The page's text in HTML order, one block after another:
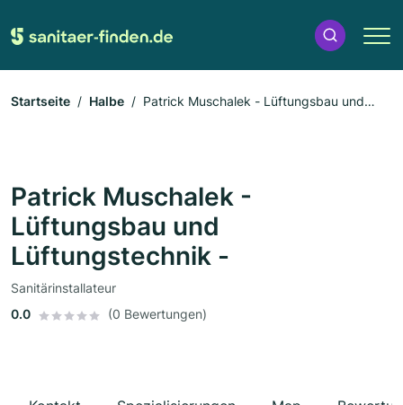
Startseite Halbe
Patrick Muschalek - Lüftungsbau und
Patrick Muschalek -
Lüftungsbau und
Lüftungstechnik -
Sanitärinstallateur
0.0
(0 Bewertungen)